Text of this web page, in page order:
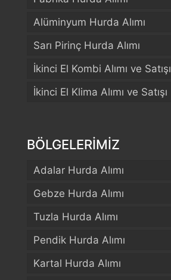
Alüminyum Hurda Alımı
Sarı Pirinç Hurda Alımı
İkinci El Kombi Alımı ve Satışı
İkinci El Klima Alımı ve Satışı
BÖLGELERİMİZ
Adalar Hurda Alımı
Gebze Hurda Alımı
Tuzla Hurda Alımı
Pendik Hurda Alımı
Kartal Hurda Alımı